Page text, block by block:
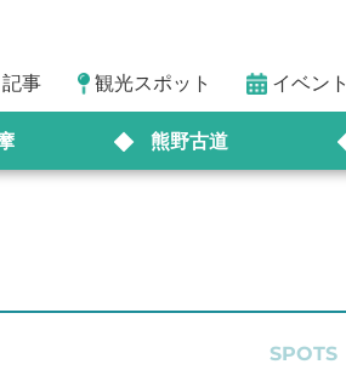
事 観光スポット イベント
熊野古道
SPOTS